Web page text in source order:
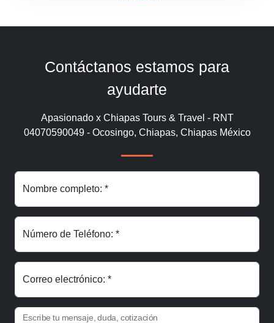
Contáctanos estamos para
ayudarte
Apasionado x Chiapas Tours & Travel - RNT
04070590049 - Ocosingo, Chiapas, Chiapas México
Nombre completo: *
Número de Teléfono: *
Correo electrónico: *
Escribe tu mensaje, duda, cotización